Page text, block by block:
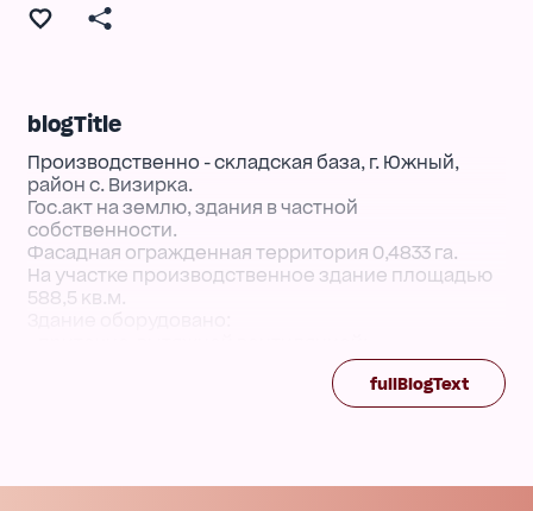
blogTitle
Производственно - складская база, г. Южный,
район с. Визирка.
Гос.акт на землю, здания в частной
собственности.
Фасадная огражденная территория 0,4833 га.
На участке производственное здание площадью
588,5 кв.м.
- 2 кран-балки механические грузоподъемностью
fullBlogText